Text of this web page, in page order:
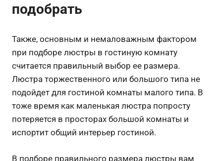
подобрать
Также, основным и немаловажным фактором
при подборе люстры в гостиную комнату
считается правильный выбор ее размера.
Люстра торжественного или большого типа не
подойдет для гостиной комнаты малого типа. В
тоже время как маленькая люстра попросту
потеряется в просторах большой комнаты и
испортит общий интерьер гостиной.
В подборе правильного размера люстры вам